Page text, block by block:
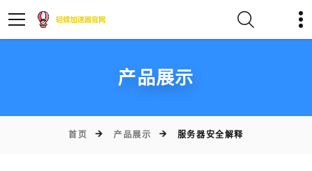
产品展示
首页 产品展示 服务器安全解释